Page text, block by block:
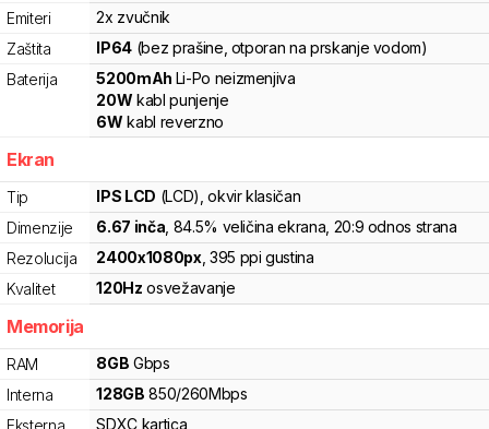
Emiteri
2x zvučnik
Zaštita
IP64 (bez prašine, otporan na prskanje vodom)
Baterija
5200mAh Li-Po neizmenjiva
20W kabl punjenje
6W kabl reverzno
Ekran
Tip IPS LCD (LCD) , okvir klasičan
Dimenzije
6.67 inča , 84.5% veličina ekrana , 20:9 odnos strana
Rezolucija
2400x1080px, 395 ppi gustina
Kvalitet
120Hz osvežavanje
Memorija
RAM 8GB Gbps
Interna
128GB 850/260Mbps
Eksterna
SDXC kartica